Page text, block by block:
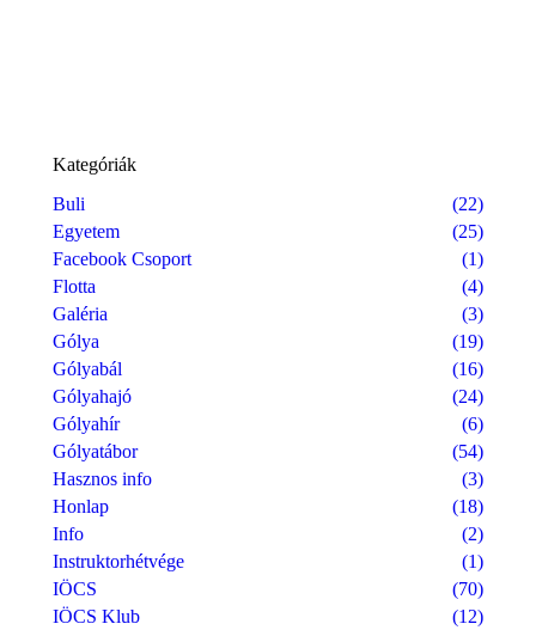
Kategóriák
Buli
(22)
Egyetem
(25)
Facebook Csoport
(1)
Flotta
(4)
Galéria
(3)
Gólya
(19)
Gólyabál
(16)
Gólyahajó
(24)
Gólyahír
(6)
Gólyatábor
(54)
Hasznos info
(3)
Honlap
(18)
Info
(2)
Instruktorhétvége
(1)
IÖCS
(70)
IÖCS Klub
(12)